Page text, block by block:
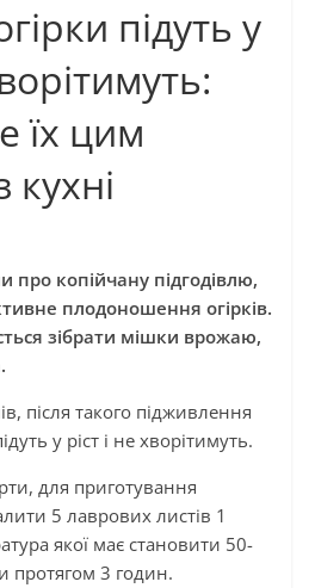
підуть у
їх цим
кухні
про копійчану підгодівлю,
плодоношення огірків.
зібрати мішки врожаю,
після такого підживлення
у ріст і не хворітимуть.
для приготування
5 лаврових листів 1
якої має становити 50-
протягом 3 годин.